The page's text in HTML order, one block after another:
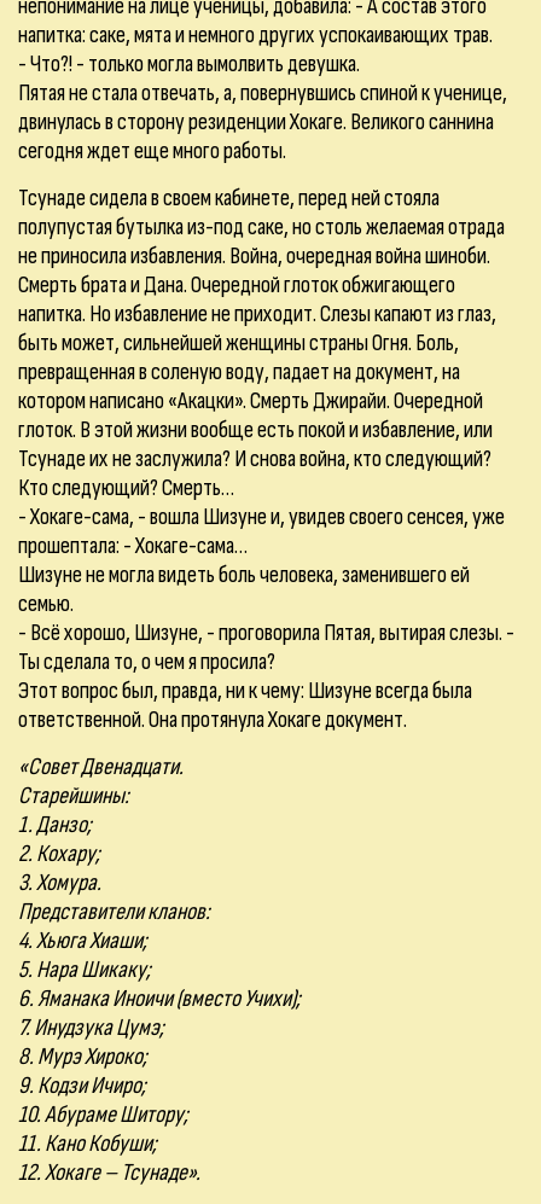
непонимание на лице ученицы, добавила: - А состав этого
напитка: саке, мята и немного других успокаивающих трав.
- Что?! - только могла вымолвить девушка.
Пятая не стала отвечать, а, повернувшись спиной к ученице,
двинулась в сторону резиденции Хокаге. Великого саннина
сегодня ждет еще много работы.
Тсунаде сидела в своем кабинете, перед ней стояла
полупустая бутылка из-под саке, но столь желаемая отрада
не приносила избавления. Война, очередная война шиноби.
Смерть брата и Дана. Очередной глоток обжигающего
напитка. Но избавление не приходит. Слезы капают из глаз,
быть может, сильнейшей женщины страны Огня. Боль,
превращенная в соленую воду, падает на документ, на
котором написано «Акацки». Смерть Джирайи. Очередной
глоток. В этой жизни вообще есть покой и избавление, или
Тсунаде их не заслужила? И снова война, кто следующий?
Кто следующий? Смерть…
- Хокаге-сама, - вошла Шизуне и, увидев своего сенсея, уже
прошептала: - Хокаге-сама…
Шизуне не могла видеть боль человека, заменившего ей
семью.
- Всё хорошо, Шизуне, - проговорила Пятая, вытирая слезы. -
Ты сделала то, о чем я просила?
Этот вопрос был, правда, ни к чему: Шизуне всегда была
ответственной. Она протянула Хокаге документ.
«Совет Двенадцати.
Старейшины:
1. Данзо;
2. Кохару;
3. Хомура.
Представители кланов:
4. Хьюга Хиаши;
5. Нара Шикаку;
6. Яманака Иноичи (вместо Учихи);
7. Инудзука Цумэ;
8. Мурэ Хироко;
9. Кодзи Ичиро;
10. Абураме Шитору;
11. Кано Кобуши;
12. Хокаге – Тсунаде».